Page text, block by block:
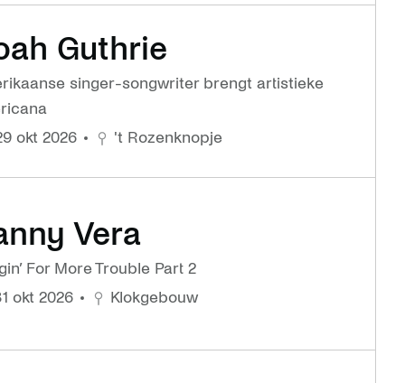
Guthrie
singer-songwriter brengt artistieke
okt 2026
't Rozenknopje
Vera
For More Trouble Part 2
okt 2026
Klokgebouw